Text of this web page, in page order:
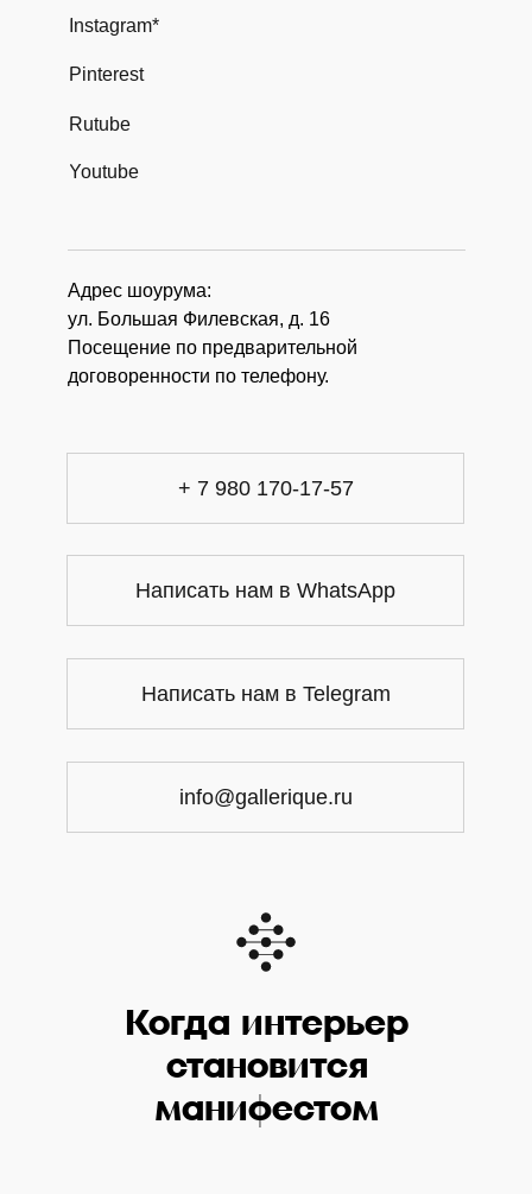
Адрес шоурума:
ул. Большая Филевская, д. 16
Посещение по предварительной
договоренности по телефону.
Instagram*
Когда интерьер
становится
манифестом
+ 7 980 170-17-57
Написать нам в WhatsApp
info@gallerique.ru
Написать нам в Telegram
Pinterest
Rutube
Youtube